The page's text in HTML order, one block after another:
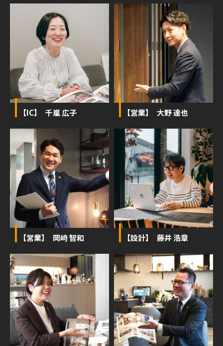
【IC】 千嵐 広子 【営業】 大野 達也
【営業】 岡﨑 智和 【設計】 藤井 浩章